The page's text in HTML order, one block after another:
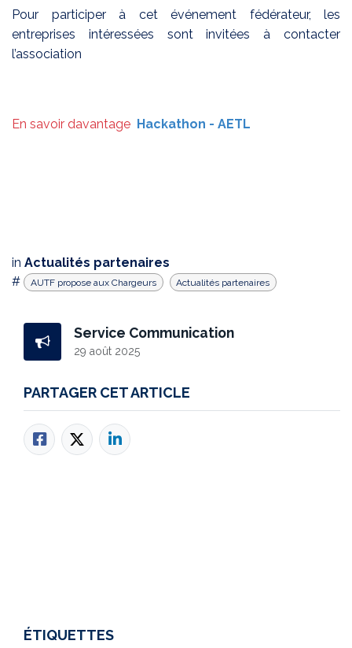
Pour participer à cet événement fédérateur, les
entreprises intéressées sont invitées à contacter
l’association
En savoir davantage Hackathon - AETL
in Actualités partenaires
#
AUTF propose aux Chargeurs Actualités partenaires
Service Communication
29 août 2025
PARTAGER CET ARTICLE
ÉTIQUETTES